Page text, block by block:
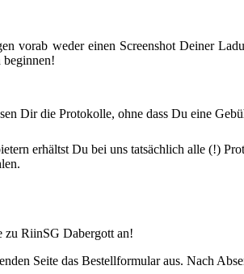
vorab weder einen Screenshot Deiner
Dir die Protokolle, ohne dass Du eine
erhältst Du bei uns tatsächlich alle (!)
zu RiinSG Dabergott an!
Seite das Bestellformular aus. Nach